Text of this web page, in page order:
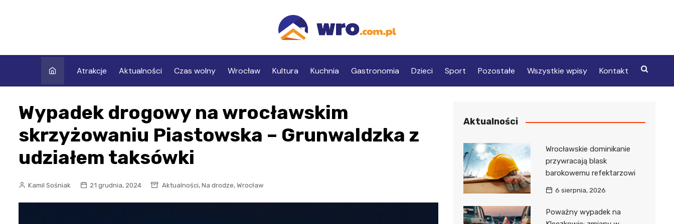
Atrakcje Aktualności Czas wolny Wrocław Kultura Kuchnia Gastronomia Dzieci Sport Pozostałe Wszystkie wpisy Kontakt
Wypadek drogowy na wrocławskim
skrzyżowaniu Piastowska – Grunwaldzka z
udziałem taksówki
Kamil Sośniak 21 grudnia, 2024 Aktualności, Na drodze, Wrocław
Aktualności
Wrocławskie dominikanie
przywracają blask
barokowemu refektarzowi
6 sierpnia, 2026
Poważny wypadek na